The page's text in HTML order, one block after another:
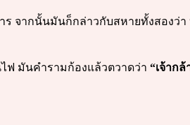
ร จากนั้นมันก็กล่าวกับสหายทั้งสองว่า
ไฟ มันคำรามก้องแล้วตวาดว่า “เจ้าก